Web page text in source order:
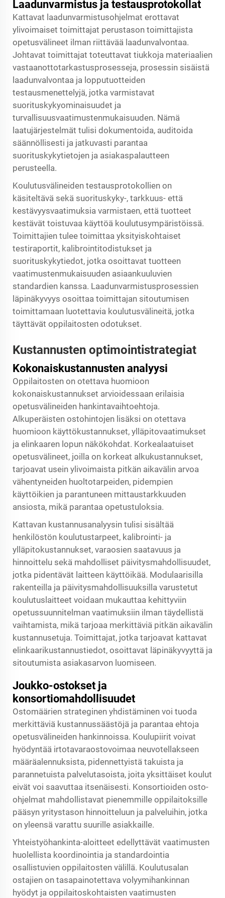
Laadunvarmistus ja testausprotokollat
Kattavat laadunvarmistusohjelmat erottavat
ylivoimaiset toimittajat perustason toimittajista
opetusvälineet ilman riittävää laadunvalvontaa.
Johtavat toimittajat toteuttavat tiukkoja materiaalien
vastaanottotarkastusprosesseja, prosessin sisäistä
laadunvalvontaa ja lopputuotteiden
testausmenettelyjä, jotka varmistavat
suorituskykyominaisuudet ja
turvallisuusvaatimustenmukaisuuden. Nämä
laatujärjestelmät tulisi dokumentoida, auditoida
säännöllisesti ja jatkuvasti parantaa
suorituskykytietojen ja asiakaspalautteen
perusteella.
Koulutusvälineiden testausprotokollien on
käsiteltävä sekä suorituskyky-, tarkkuus- että
kestävyysvaatimuksia varmistaen, että tuotteet
kestävät toistuvaa käyttöä koulutusympäristöissä.
Toimittajien tulee toimittaa yksityiskohtaiset
testiraportit, kalibrointitodistukset ja
suorituskykytiedot, jotka osoittavat tuotteen
vaatimustenmukaisuuden asiaankuuluvien
standardien kanssa. Laadunvarmistusprosessien
läpinäkyvyys osoittaa toimittajan sitoutumisen
toimittamaan luotettavia koulutusvälineitä, jotka
täyttävät oppilaitosten odotukset.
Kustannusten optimointistrategiat
Kokonaiskustannusten analyysi
Oppilaitosten on otettava huomioon
kokonaiskustannukset arvioidessaan erilaisia
opetusvälineiden hankintavaihtoehtoja.
Alkuperäisten ostohintojen lisäksi on otettava
huomioon käyttökustannukset, ylläpitovaatimukset
ja elinkaaren lopun näkökohdat. Korkealaatuiset
opetusvälineet, joilla on korkeat alkukustannukset,
tarjoavat usein ylivoimaista pitkän aikavälin arvoa
vähentyneiden huoltotarpeiden, pidempien
käyttöikien ja parantuneen mittaustarkkuuden
ansiosta, mikä parantaa opetustuloksia.
Kattavan kustannusanalyysin tulisi sisältää
henkilöstön koulutustarpeet, kalibrointi- ja
ylläpitokustannukset, varaosien saatavuus ja
hinnoittelu sekä mahdolliset päivitysmahdollisuudet,
jotka pidentävät laitteen käyttöikää. Modulaarisilla
rakenteilla ja päivitysmahdollisuuksilla varustetut
koulutuslaitteet voidaan mukauttaa kehittyviin
opetussuunnitelman vaatimuksiin ilman täydellistä
vaihtamista, mikä tarjoaa merkittäviä pitkän aikavälin
kustannusetuja. Toimittajat, jotka tarjoavat kattavat
elinkaarikustannustiedot, osoittavat läpinäkyvyyttä ja
sitoutumista asiakasarvon luomiseen.
Joukko-ostokset ja
konsortiomahdollisuudet
Ostomäärien strateginen yhdistäminen voi tuoda
merkittäviä kustannussäästöjä ja parantaa ehtoja
opetusvälineiden hankinnoissa. Koulupiirit voivat
hyödyntää irtotavaraostovoimaa neuvotellakseen
määräalennuksista, pidennettyistä takuista ja
parannetuista palvelutasoista, joita yksittäiset koulut
eivät voi saavuttaa itsenäisesti. Konsortioiden osto-
ohjelmat mahdollistavat pienemmille oppilaitoksille
pääsyn yritystason hinnoitteluun ja palveluihin, jotka
on yleensä varattu suurille asiakkaille.
Yhteistyöhankinta-aloitteet edellyttävät vaatimusten
huolellista koordinointia ja standardointia
osallistuvien oppilaitosten välillä. Koulutusalan
ostajien on tasapainotettava volyymihankinnan
hyödyt ja oppilaitoskohtaisten vaatimusten